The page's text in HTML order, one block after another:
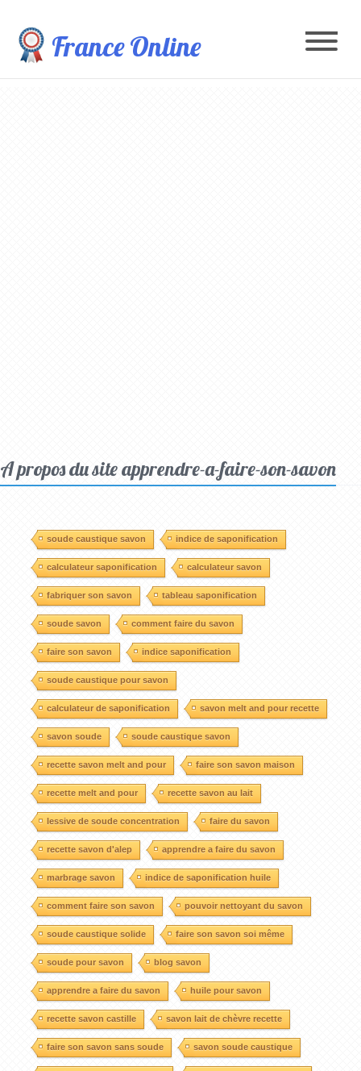
France Online
A propos du site apprendre-a-faire-son-savon
soude caustique savon indice de saponification
calculateur saponification calculateur savon
fabriquer son savon tableau saponification
soude savon comment faire du savon
faire son savon indice saponification
soude caustique pour savon
calculateur de saponification savon melt and pour recette
savon soude soude caustique savon
recette savon melt and pour faire son savon maison
recette melt and pour recette savon au lait
lessive de soude concentration faire du savon
recette savon d'alep apprendre a faire du savon
marbrage savon indice de saponification huile
comment faire son savon pouvoir nettoyant du savon
soude caustique solide faire son savon soi même
soude pour savon blog savon
apprendre a faire du savon huile pour savon
recette savon castille savon lait de chèvre recette
faire son savon sans soude savon soude caustique